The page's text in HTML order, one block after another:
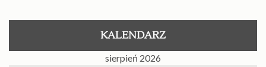
KALENDARZ
sierpień 2026